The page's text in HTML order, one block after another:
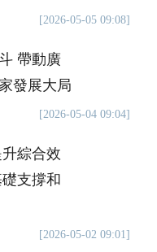
[2026-05-05 09:08]
帶動廣
發展大局
[2026-05-04 09:04]
綜合效
支撐和
[2026-05-02 09:01]